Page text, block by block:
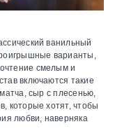
ванильный
варианты,
смелым и
включаются такие
сыр с плесенью,
которые хотят, чтобы
любви, наверняка